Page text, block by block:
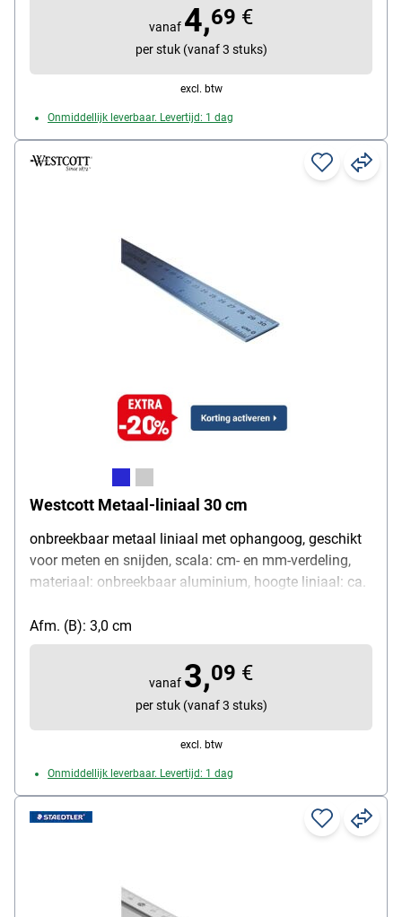
leveringsomvang: 1 liniaal in blisterverpakking
vanaf 4,69 €
per stuk (vanaf 3 stuks)
excl. btw
Onmiddellijk leverbaar. Levertijd: 1 dag
Westcott Metaal-liniaal 30 cm
onbreekbaar metaal liniaal met ophangoog, geschikt
voor meten en snijden, scala: cm- en mm-verdeling,
materiaal: onbreekbaar aluminium, hoogte liniaal: ca.
cm, lengte scala: 12 inch resp. 30 cm, gewicht: ca. 40
g
Afm. (B): 3,0 cm
vanaf 3,09 €
per stuk (vanaf 3 stuks)
excl. btw
Onmiddellijk leverbaar. Levertijd: 1 dag